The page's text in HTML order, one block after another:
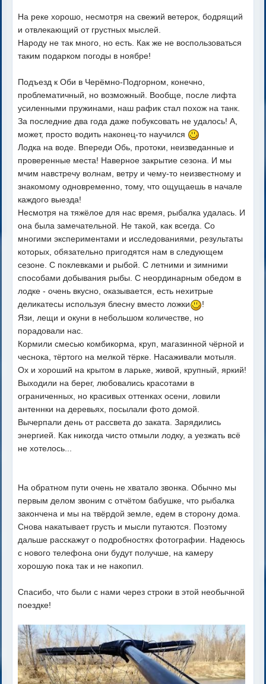
На реке хорошо, несмотря на свежий ветерок, бодрящий
и отвлекающий от грустных мыслей.
Народу не так много, но есть. Как же не воспользоваться
таким подарком погоды в ноябре!
Подъезд к Оби в Черёмно-Подгорном, конечно,
проблематичный, но возможный. Вообще, после лифта
усиленными пружинами, наш рафик стал похож на танк.
За последние два года даже побуксовать не удалось! А,
может, просто водить наконец-то научился
Лодка на воде. Впереди Обь, протоки, неизведанные и
проверенные места! Наверное закрытие сезона. И мы
мчим навстречу волнам, ветру и чему-то неизвестному и
знакомому одновременно, тому, что ощущаешь в начале
каждого выезда!
Несмотря на тяжёлое для нас время, рыбалка удалась. И
она была замечательной. Не такой, как всегда. Со
многими экспериментами и исследованиями, результаты
которых, обязательно пригодятся нам в следующем
сезоне. С поклевками и рыбой. С летними и зимними
способами добывания рыбы. С неординарным обедом в
лодке - очень вкусно, оказывается, есть нехитрые
деликатесы используя блесну вместо ложки
!
Язи, лещи и окуни в небольшом количестве, но
порадовали нас.
Кормили смесью комбикорма, круп, магазинной чёрной и
чеснока, тёртого на мелкой тёрке. Насаживали мотыля.
Ох и хороший на крытом в ларьке, живой, крупный, яркий!
Выходили на берег, любовались красотами в
ограниченных, но красивых оттенках осени, ловили
антеннки на деревьях, посылали фото домой.
Вычерпали день от рассвета до заката. Зарядились
энергией. Как никогда чисто отмыли лодку, а уезжать всё
не хотелось...
На обратном пути очень не хватало звонка. Обычно мы
первым делом звоним с отчётом бабушке, что рыбалка
закончена и мы на твёрдой земле, едем в сторону дома.
Снова накатывает грусть и мысли путаются. Поэтому
дальше расскажут о подробностях фотографии. Надеюсь
с нового телефона они будут получше, на камеру
хорошую пока так и не накопил.
Спасибо, что были с нами через строки в этой необычной
поездке!